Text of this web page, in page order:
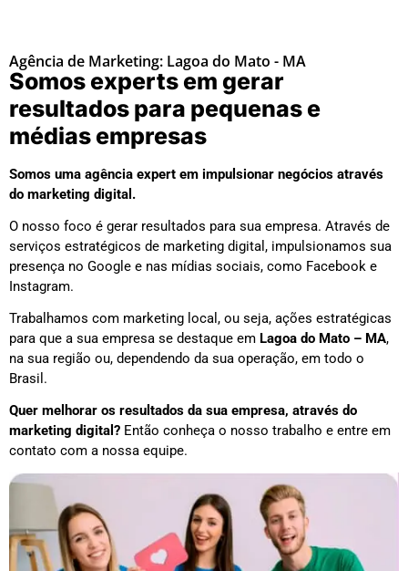
Agência de Marketing: Lagoa do Mato - MA
Somos experts em gerar
resultados para pequenas e
médias empresas
Somos uma agência expert em impulsionar negócios através
do marketing digital.
O nosso foco é gerar resultados para sua empresa. Através de
serviços estratégicos de marketing digital, impulsionamos sua
presença no Google e nas mídias sociais, como Facebook e
Instagram.
Trabalhamos com marketing local, ou seja, ações estratégicas
para que a sua empresa se destaque em Lagoa do Mato – MA,
na sua região ou, dependendo da sua operação, em todo o
Brasil.
Quer melhorar os resultados da sua empresa, através do
marketing digital? Então conheça o nosso trabalho e entre em
contato com a nossa equipe.